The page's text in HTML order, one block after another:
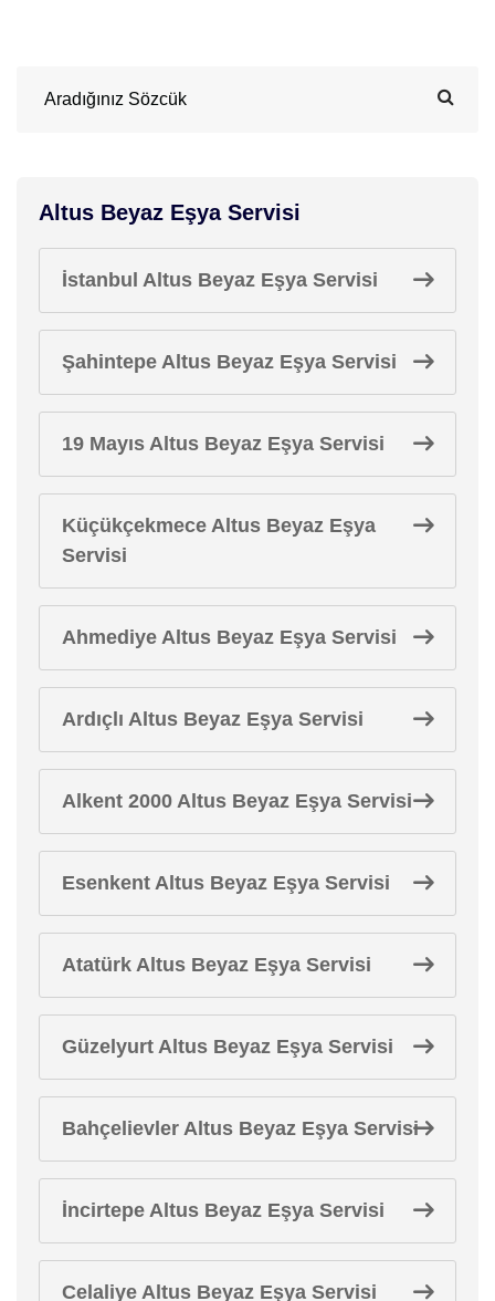
Altus Beyaz Eşya Servisi
İstanbul Altus Beyaz Eşya Servisi
Şahintepe Altus Beyaz Eşya Servisi
19 Mayıs Altus Beyaz Eşya Servisi
Küçükçekmece Altus Beyaz Eşya
Servisi
Ahmediye Altus Beyaz Eşya Servisi
Ardıçlı Altus Beyaz Eşya Servisi
Alkent 2000 Altus Beyaz Eşya Servisi
Esenkent Altus Beyaz Eşya Servisi
Atatürk Altus Beyaz Eşya Servisi
Güzelyurt Altus Beyaz Eşya Servisi
Bahçelievler Altus Beyaz Eşya Servisi
İncirtepe Altus Beyaz Eşya Servisi
Celaliye Altus Beyaz Eşya Servisi